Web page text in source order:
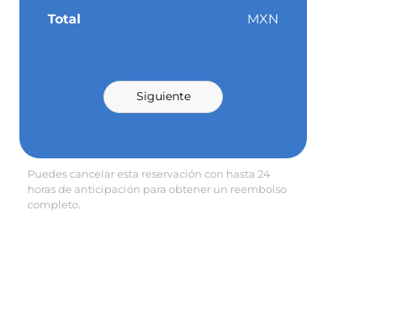
Total
MXN
Siguiente
Puedes cancelar esta reservación con hasta 24
horas de anticipación para obtener un reembolso
completo.